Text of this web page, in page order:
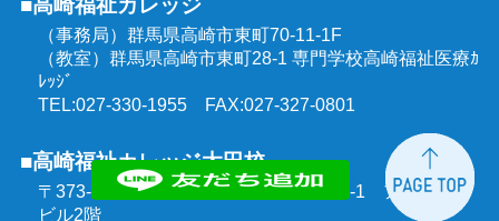
（事務局）群馬県高崎市東町70-11-1F
（教室）群馬県高崎市東町28-1 専門学校高崎福祉医療ｶ
ﾚｯｼﾞ
TEL:027-330-1955 FAX:027-327-0801
■高崎福祉カレッジ太田校
〒373-0851 群馬県太田市飯田町1303-1 アルモニー
ビル2階